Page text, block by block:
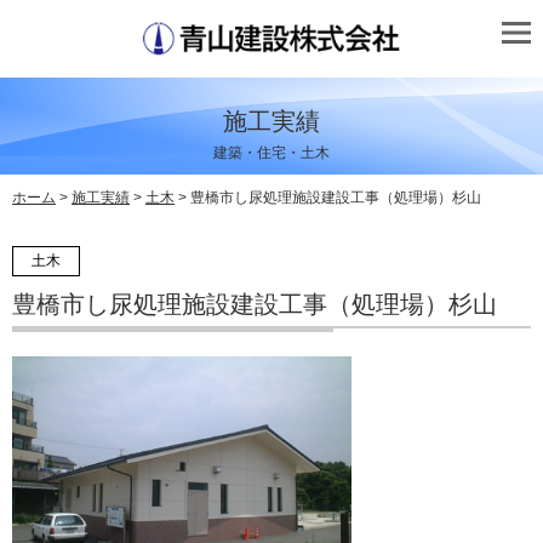
施工実績
建築・住宅・土木
ホーム > 施工実績 > 土木 > 豊橋市し尿処理施設建設工事（処理場）杉山
土木
豊橋市し尿処理施設建設工事（処理場）杉山